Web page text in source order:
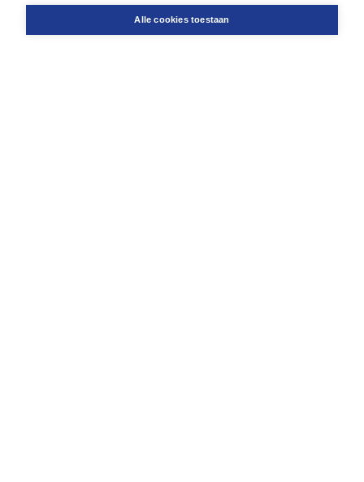
Alle cookies toestaan